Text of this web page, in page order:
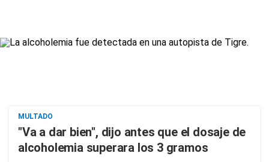
MULTADO
"Va a dar bien", dijo antes que el dosaje de
alcoholemia superara los 3 gramos